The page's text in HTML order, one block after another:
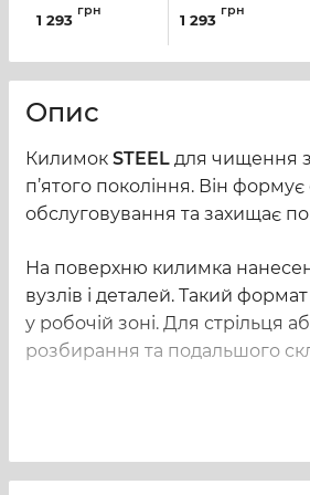
Tekmat AR-15
Cut Away
1 293
грн
Tekmat AR-15
Артикул:
1 293
грн
Опис
Килимок STEEL для чищення
п’ятого покоління. Він
обслуговування та захищає
На поверхню килимка
вузлів і деталей. Такий
у робочій зоні. Для стрільця
розбирання та подальшого
Модель має водонепроникні
чищення. Антистатичне
сприйняття. У поєднанні з